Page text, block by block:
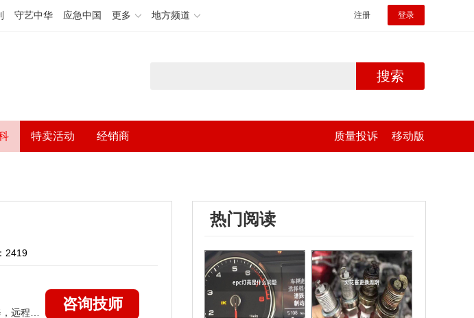
守艺中华 应急中国 更多 地方频道 注册 登录
搜索
特卖活动 经销商 质量投诉 移动版
2419
咨询技师
热门阅读